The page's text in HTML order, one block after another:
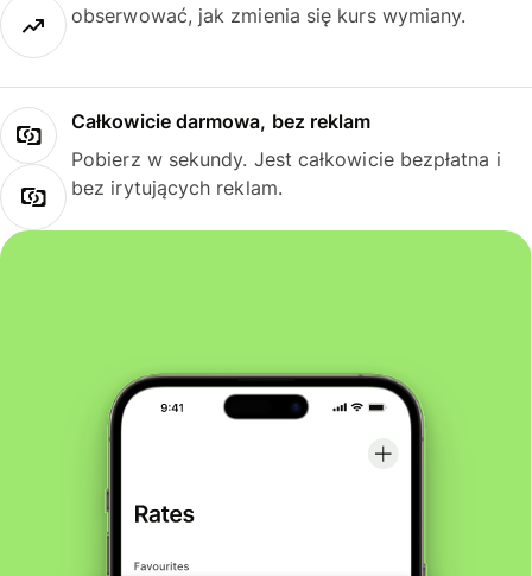
obserwować, jak zmienia się kurs wymiany.
Całkowicie darmowa, bez reklam
Pobierz w sekundy. Jest całkowicie bezpłatna i
bez irytujących reklam.